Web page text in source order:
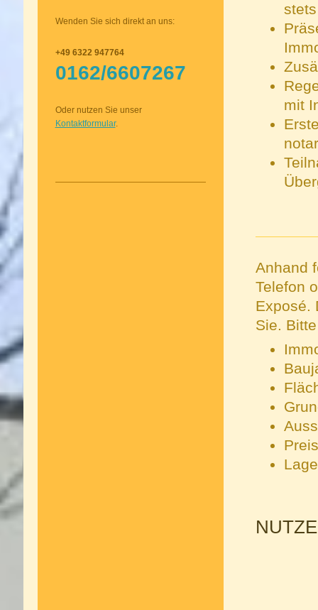
mit
Anhand
Telefon
Exposé.
Sie.
Wenden Sie sich direkt an uns:
+49 6322 947764
0162/6607267
Oder nutzen Sie unser
Kontaktformular.